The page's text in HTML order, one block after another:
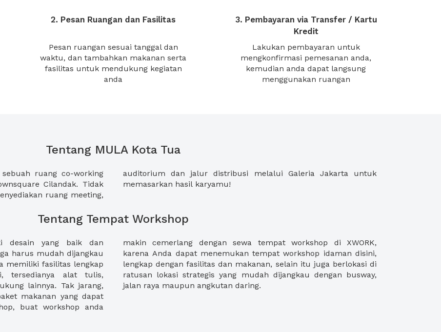
2. Pesan Ruangan dan Fasilitas
Pesan ruangan sesuai tanggal dan
waktu, dan tambahkan makanan serta
fasilitas untuk mendukung kegiatan
anda
3. Pembayaran via Transfer / Kartu
Kredit
Lakukan pembayaran untuk
mengkonfirmasi pemesanan anda,
kemudian anda dapat langsung
menggunakan ruangan
Tentang MULA Kota Tua
ruang co-working
Cilandak. Tidak
ruang meeting,
Galeria Jakarta untuk
memasarkan hasil karyamu!
Tentang Tempat Workshop
desain yang baik dan
harus mudah dijangkau
memiliki fasilitas lengkap
tersedianya alat tulis,
lainnya. Tak jarang,
makanan yang dapat
buat workshop anda
workshop di XWORK,
workshop idaman disini,
itu juga berlokasi di
dengan busway,
jalan raya maupun angkutan daring.